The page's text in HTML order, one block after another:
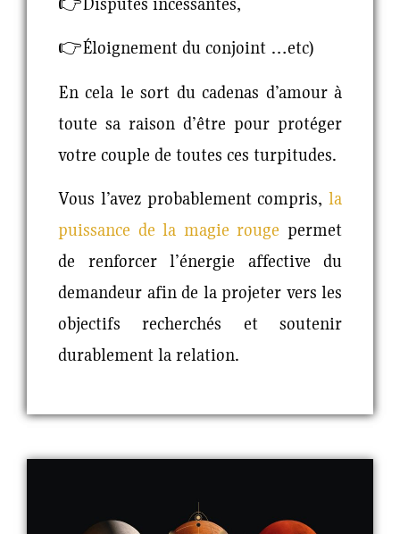
👉Éloignement du conjoint …etc)
En cela le sort du cadenas d’amour à
toute sa raison d’être pour protéger
votre couple de toutes ces turpitudes.
Vous l’avez probablement compris, la
puissance de la magie rouge permet
de renforcer l’énergie affective du
demandeur afin de la projeter vers les
objectifs recherchés et soutenir
durablement la relation.